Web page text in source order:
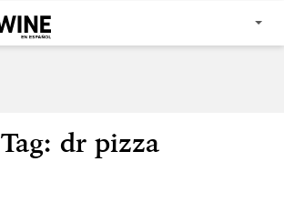
Tag: dr pizza